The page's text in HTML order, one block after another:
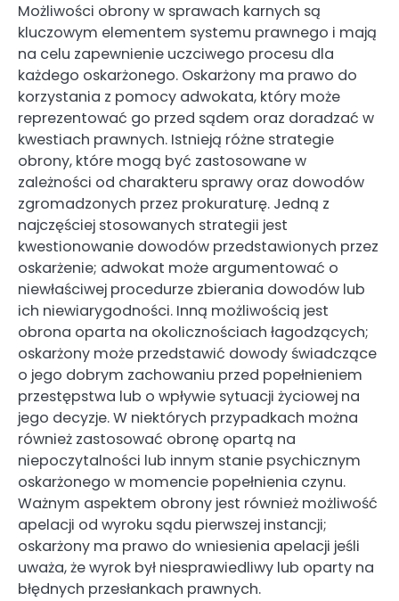
Możliwości obrony w sprawach karnych są
kluczowym elementem systemu prawnego i mają
na celu zapewnienie uczciwego procesu dla
każdego oskarżonego. Oskarżony ma prawo do
korzystania z pomocy adwokata, który może
reprezentować go przed sądem oraz doradzać w
kwestiach prawnych. Istnieją różne strategie
obrony, które mogą być zastosowane w
zależności od charakteru sprawy oraz dowodów
zgromadzonych przez prokuraturę. Jedną z
najczęściej stosowanych strategii jest
kwestionowanie dowodów przedstawionych przez
oskarżenie; adwokat może argumentować o
niewłaściwej procedurze zbierania dowodów lub
ich niewiarygodności. Inną możliwością jest
obrona oparta na okolicznościach łagodzących;
oskarżony może przedstawić dowody świadczące
o jego dobrym zachowaniu przed popełnieniem
przestępstwa lub o wpływie sytuacji życiowej na
jego decyzje. W niektórych przypadkach można
również zastosować obronę opartą na
niepoczytalności lub innym stanie psychicznym
oskarżonego w momencie popełnienia czynu.
Ważnym aspektem obrony jest również możliwość
apelacji od wyroku sądu pierwszej instancji;
oskarżony ma prawo do wniesienia apelacji jeśli
uważa, że wyrok był niesprawiedliwy lub oparty na
błędnych przesłankach prawnych.